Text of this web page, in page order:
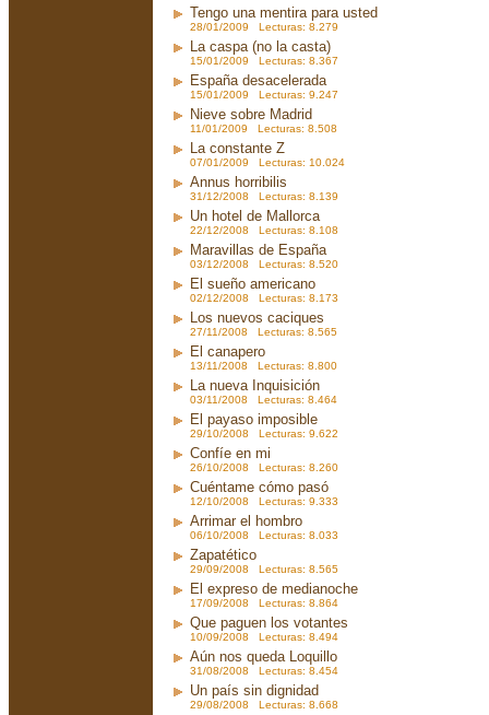
Tengo una mentira para usted
28/01/2009 Lecturas: 8.279
La caspa (no la casta)
15/01/2009 Lecturas: 8.367
España desacelerada
15/01/2009 Lecturas: 9.247
Nieve sobre Madrid
11/01/2009 Lecturas: 8.508
La constante Z
07/01/2009 Lecturas: 10.024
Annus horribilis
31/12/2008 Lecturas: 8.139
Un hotel de Mallorca
22/12/2008 Lecturas: 8.108
Maravillas de España
03/12/2008 Lecturas: 8.520
El sueño americano
02/12/2008 Lecturas: 8.173
Los nuevos caciques
27/11/2008 Lecturas: 8.565
El canapero
13/11/2008 Lecturas: 8.800
La nueva Inquisición
03/11/2008 Lecturas: 8.464
El payaso imposible
29/10/2008 Lecturas: 9.622
Confíe en mi
26/10/2008 Lecturas: 8.260
Cuéntame cómo pasó
12/10/2008 Lecturas: 9.333
Arrimar el hombro
06/10/2008 Lecturas: 8.033
Zapatético
29/09/2008 Lecturas: 8.565
El expreso de medianoche
17/09/2008 Lecturas: 8.864
Que paguen los votantes
10/09/2008 Lecturas: 8.494
Aún nos queda Loquillo
31/08/2008 Lecturas: 8.454
Un país sin dignidad
29/08/2008 Lecturas: 8.668